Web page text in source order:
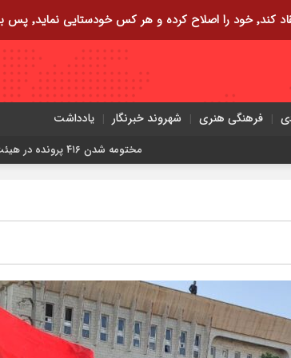
نموده است.
فرهنگی هنری شهروند خبرنگار یادداشت
زمین‌لرزه ۴/۲